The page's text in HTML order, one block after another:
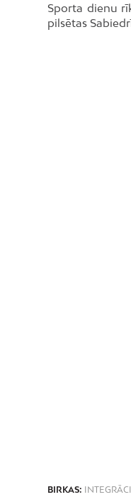
Sporta dienu
pilsētas
BIRKAS: